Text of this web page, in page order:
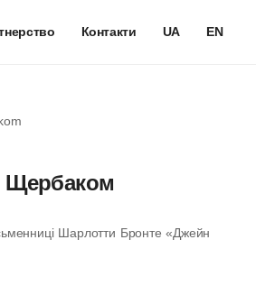
Контакти UA EN
Щербаком
Шарлотти Бронте «Джейн